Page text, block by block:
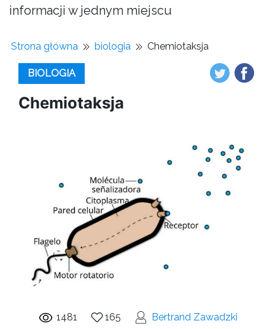
informacji w jednym miejscu
Strona główna biologia Chemiotaksja
BIOLOGIA
Chemiotaksja
1481 165 Bertrand Zawadzki